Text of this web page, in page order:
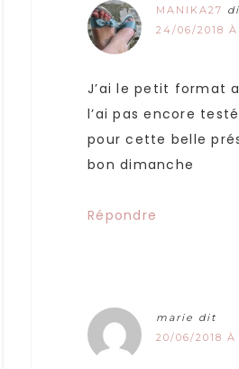
MANIKA27
24/06/2018 À
J’ai le petit format
l’ai pas encore
pour cette belle
bon dimanche
Répondre
marie dit
20/06/2018 À